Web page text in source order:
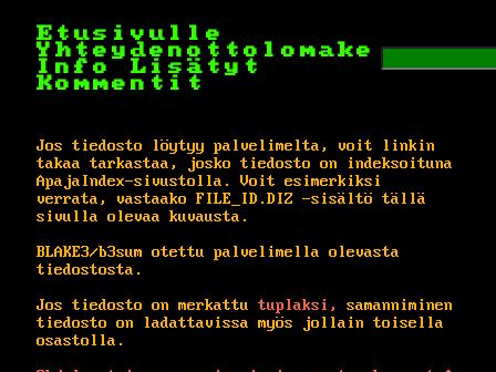
Etusivulle
Yhteydenottolomake
Info
Lisätyt
Kommentit
Jos tiedosto löytyy palvelimelta, voit linkin
takaa tarkastaa, josko tiedosto on indeksoituna
ApajaIndex-sivustolla. Voit esimerkiksi
verrata, vastaako FILE_ID.DIZ -sisältö tällä
sivulla olevaa kuvausta.
BLAKE3/b3sum otettu palvelimella olevasta
tiedostosta.
Jos tiedosto on merkattu tuplaksi,
samanniminen
tiedosto on ladattavissa myös jollain toisella
osastolla.